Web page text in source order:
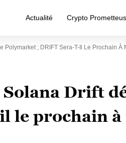
Actualité Crypto
Polymarket ; DRIFT Sera-T-Il Le Prochain À
Drift
le prochain